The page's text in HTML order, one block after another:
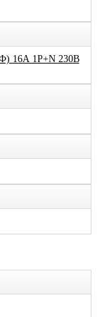
16А 1P+N 230В